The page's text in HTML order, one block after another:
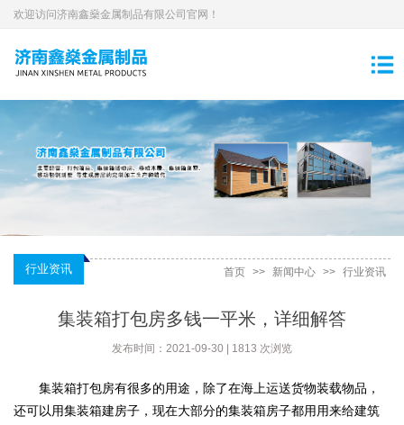
欢迎访问济南鑫燊金属制品有限公司官网！
行业资讯 首页 >> 新闻中心 >> 行业资讯
集装箱打包房多钱一平米，详细解答
发布时间：2021-09-30 | 1813 次浏览
集装箱打包房有很多的用途，除了在海上运送货物装载物品，
还可以用集装箱建房子，现在大部分的集装箱房子都用用来给建筑